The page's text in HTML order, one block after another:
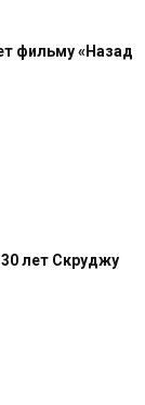
фильму «Назад
лет Скруджу